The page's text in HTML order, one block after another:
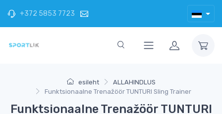
+372 5853 7723
esileht
ALLAHINDLUS
Funktsionaalne Trenažöör TUNTURI Sling Trainer
Funktsionaalne Trenažöör TUNTURI